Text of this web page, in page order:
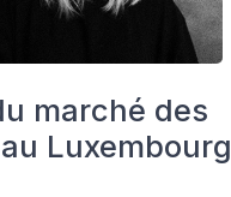
marché des
Luxembourg